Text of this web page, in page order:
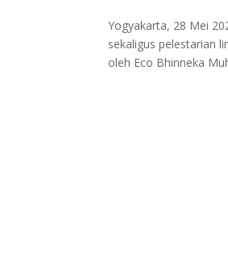
Yogyakarta, 28 Mei
sekaligus pelestarian
oleh Eco Bhinneka